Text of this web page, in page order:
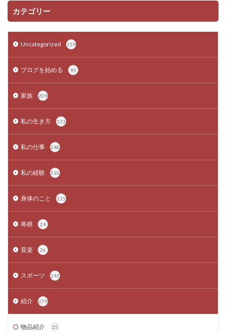
カテゴリー
Uncategorized 159
ブログを始める 93
家族 209
私の生き方 153
私の仕事 248
私の経験 210
身体のこと 115
将棋 24
音楽 26
スポーツ 243
紹介 279
物品紹介 25